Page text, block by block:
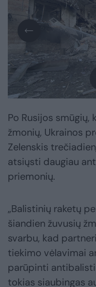
Po Rusijos smūgių,
žmonių, Ukrainos
Zelenskis
atsiųsti daugiau
priemonių.
„Balistinių raketų
šiandien žuvusių
svarbu, kad
tiekimo vėlavimai
parūpinti
tokias siaubingas